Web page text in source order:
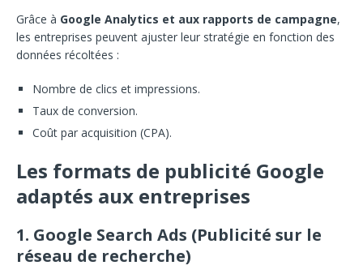
Grâce à Google Analytics et aux rapports de campagne,
les entreprises peuvent ajuster leur stratégie en fonction des
données récoltées :
Nombre de clics et impressions.
Taux de conversion.
Coût par acquisition (CPA).
Les formats de publicité Google
adaptés aux entreprises
1. Google Search Ads (Publicité sur le
réseau de recherche)